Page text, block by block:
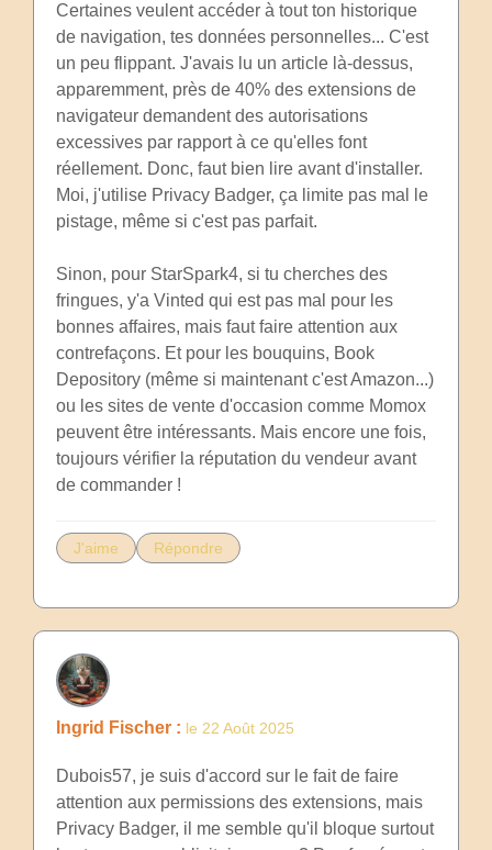
Certaines veulent accéder à tout ton historique
de navigation, tes données personnelles... C'est
un peu flippant. J'avais lu un article là-dessus,
apparemment, près de 40% des extensions de
navigateur demandent des autorisations
excessives par rapport à ce qu'elles font
réellement. Donc, faut bien lire avant d'installer.
Moi, j'utilise Privacy Badger, ça limite pas mal le
pistage, même si c'est pas parfait.
Sinon, pour StarSpark4, si tu cherches des
fringues, y'a Vinted qui est pas mal pour les
bonnes affaires, mais faut faire attention aux
contrefaçons. Et pour les bouquins, Book
Depository (même si maintenant c'est Amazon...)
ou les sites de vente d'occasion comme Momox
peuvent être intéressants. Mais encore une fois,
toujours vérifier la réputation du vendeur avant
de commander !
J'aime Répondre
Ingrid Fischer : le 22 Août 2025
Dubois57, je suis d'accord sur le fait de faire
attention aux permissions des extensions, mais
Privacy Badger, il me semble qu'il bloque surtout